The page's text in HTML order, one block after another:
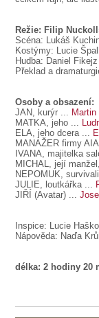
Režie: Filip
Scéna: Lukáš
Kostýmy: Lucie
Hudba: Daniel Fikejz
Překlad a
Osoby a obsazení:
JAN, kurýr ...
MATKA, jeho ...
ELA, jeho dcera ...
MANAŽER firmy
IVANA, majitelka
MICHAL, její
NEPOMUK,
JULIE, loutkářka ...
JIŘÍ(Avatar) ...
Inspice: Lucie
Nápověda: Naďa
délka: 2 hodiny 20